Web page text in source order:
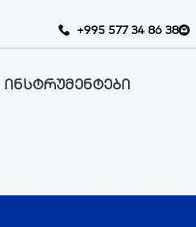
+995 577 34 86 38
ინსტრუმენტები